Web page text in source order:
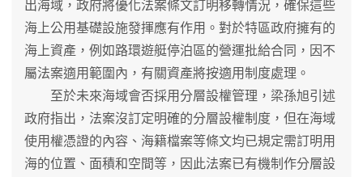
出海域，政府將優化法案條文訂明移轉情況，確保這些
海上公用基礎設施發揮應有作用。對於特區政府擁有的
海上資產，例如路環遊艇停泊區的營運批給合同，因不
屬法案適用範圍內，有關資產將按適用制度處理。
至於未來海域會否採用分層設權管理，梁孫旭引述
政府指出，法案沒訂定明確的分層設權制度，但在海域
使用權憑證的內容、海籍檔案等條文均已規定需訂明用
海的位置、面積和空間等，因此法案已有機制作分層設